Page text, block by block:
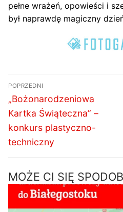
pełne wrażeń, opowieści i
był naprawdę magiczny
Nawigacja
wpisu
POPRZEDNI
Poprzedni
wpis:
„Bożonarodzeniowa
Kartka Świąteczna” –
konkurs plastyczno-
techniczny
MOŻE CI SIĘ